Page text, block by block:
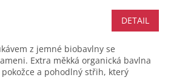
DETAIL
z jemné biobavlny se
Extra měkká organická bavlna
a pohodlný střih, který